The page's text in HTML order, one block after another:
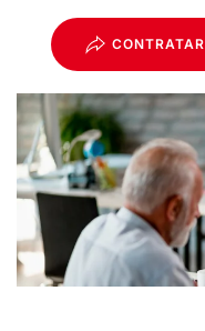
CONTRATAR